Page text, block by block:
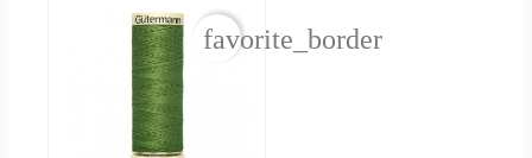
favorite_border